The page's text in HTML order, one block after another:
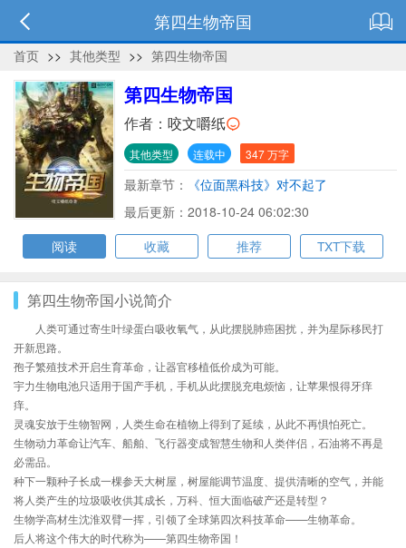
第四生物帝国
首页 >> 其他类型 >> 第四生物帝国
第四生物帝国
作者： 咬文嚼纸
其他类型 连载中 347 万字
最新章节：
《位面黑科技》对不起了
最后更新：2018-10-24 06:02:30
阅读
收藏 推荐 TXT下载
第四生物帝国小说简介
人类可通过寄生叶绿蛋白吸收氧气，从此摆脱肺癌困扰，并为星际移民打
开新思路。
孢子繁殖技术开启生育革命，让器官移植低价成为可能。
宇力生物电池只适用于国产手机，手机从此摆脱充电烦恼，让苹果恨得牙痒
痒。
灵魂安放于生物智网，人类生命在植物上得到了延续，从此不再惧怕死亡。
生物动力革命让汽车、船舶、飞行器变成智慧生物和人类伴侣，石油将不再是
必需品。
种下一颗种子长成一棵参天大树屋，树屋能调节温度、提供清晰的空气，并能
将人类产生的垃圾吸收供其成长，万科、恒大面临破产还是转型？
生物学高材生沈淮双臂一挥，引领了全球第四次科技革命——生物革命。
后人将这个伟大的时代称为——第四生物帝国！